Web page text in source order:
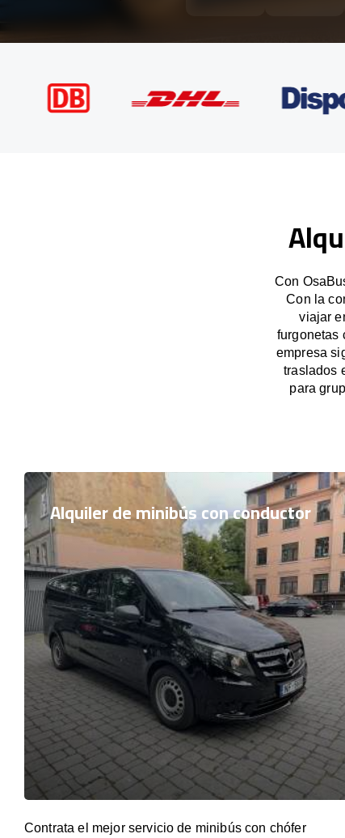
Con
Con la
viajar
furgonetas
empresa
traslados
para
Alquiler de minibús con conductor
Contrata el mejor servicio de minibús con chófer